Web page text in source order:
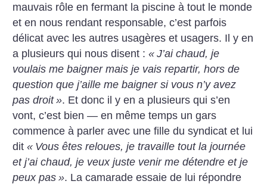
mauvais rôle en fermant la piscine à tout le monde
et en nous rendant responsable, c’est parfois
délicat avec les autres usagères et usagers. Il y en
a plusieurs qui nous disent :« J’ai chaud, je
voulais me baigner mais je vais repartir, hors de
question que j’aille me baigner si vous n’y avez
pas droit ». Et donc il y en a plusieurs qui s’en
vont, c’est bien — en même temps un gars
commence à parler avec une fille du syndicat et lui
dit« Vous êtes reloues, je travaille tout la journée
et j’ai chaud, je veux juste venir me détendre et je
peux pas ». La camarade essaie de lui répondre